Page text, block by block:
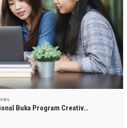
Buka Program Creativ…